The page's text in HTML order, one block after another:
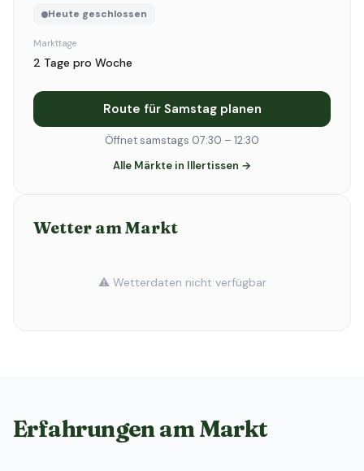
Heute geschlossen
Markttage
2 Tage pro Woche
Route für Samstag planen
Öffnet samstags 07:30 – 12:30
Alle Märkte in Illertissen →
Wetter am Markt
⚠️ Wetterdaten nicht verfügbar
Erfahrungen am Markt